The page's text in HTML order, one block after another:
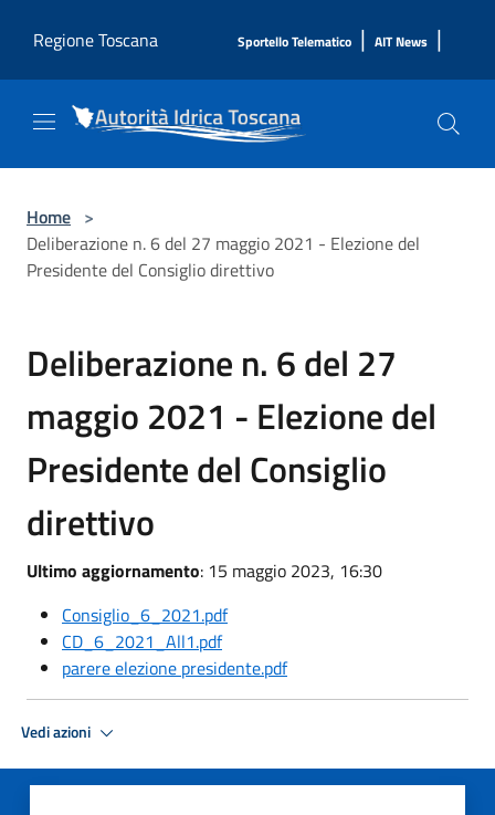
Regione Toscana
Sportello Telematico | AIT News |
Home >
Deliberazione n. 6 del 27 maggio 2021 - Elezione del
Presidente del Consiglio direttivo
Deliberazione n. 6 del 27
maggio 2021 - Elezione del
Presidente del Consiglio
direttivo
Ultimo aggiornamento: 15 maggio 2023, 16:30
Consiglio_6_2021.pdf
CD_6_2021_All1.pdf
parere elezione presidente.pdf
Vedi azioni